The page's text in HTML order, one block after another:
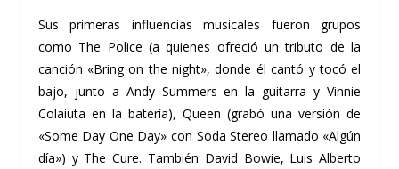
Sus primeras influencias musicales fueron grupos
como The Police (a quienes ofreció un tributo de la
canción «Bring on the night», donde él cantó y tocó el
bajo, junto a Andy Summers en la guitarra y Vinnie
Colaiuta en la batería), Queen (grabó una versión de
«Some Day One Day» con Soda Stereo llamado «Algún
día») y The Cure. También David Bowie, Luis Alberto